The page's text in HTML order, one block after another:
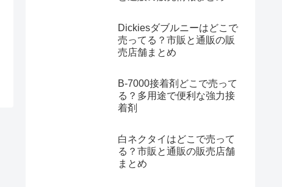
Dickiesダブルニーはどこで
売ってる？市販と通販の販
売店舗まとめ
B-7000接着剤どこで売って
る？多用途で便利な強力接
着剤
白ネクタイはどこで売って
る？市販と通販の販売店舗
まとめ